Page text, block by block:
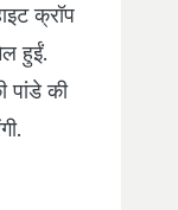
क्रॉप
हुईं.
पांडे की